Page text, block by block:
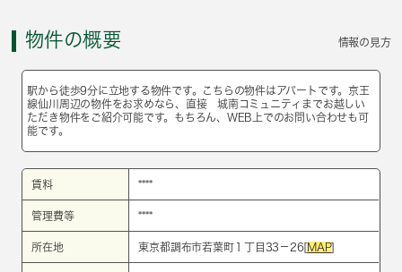
物件の概要 情報の見方
駅から徒歩9分に立地する物件です。こちらの物件はアパートです。京王
線仙川周辺の物件をお求めなら、直接 城南コミュニティまでお越しい
ただき物件をご紹介可能です。もちろん、WEB上でのお問い合わせも可
能です。
賃料 ****
管理費等 ****
所在地 東京都調布市若葉町１丁目33－26[ MAP]